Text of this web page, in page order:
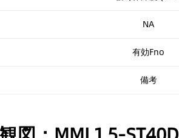
NA
有効Fno
備考